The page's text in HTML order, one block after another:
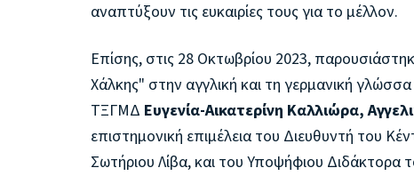
αναπτύξουν τις ευκαιρίες τους για το μέλλον.
Επίσης, στις 28 Οκτωβρίου 2023,
Χάλκης" στην αγγλική και τη γερμανική
ΤΞΓΜΔ Ευγενία-Αικατερίνη Καλλιώρα,
επιστημονική επιμέλεια του Διευθυντή του
Σωτήριου Λίβα, και του Υποψήφιου